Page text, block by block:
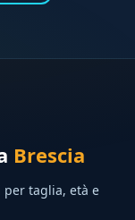
Brescia
taglia, età e